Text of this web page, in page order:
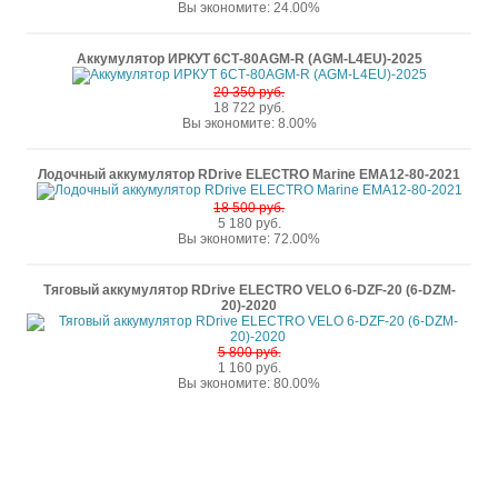
Вы экономите: 24.00%
Аккумулятор ИРКУТ 6СТ-80AGM-R (AGM-L4EU)-2025
20 350 руб.
18 722 руб.
Вы экономите: 8.00%
Лодочный аккумулятор RDrive ELECTRO Marine EMA12-80-2021
18 500 руб.
5 180 руб.
Вы экономите: 72.00%
Тяговый аккумулятор RDrive ELECTRO VELO 6-DZF-20 (6-DZM-
20)-2020
5 800 руб.
1 160 руб.
Вы экономите: 80.00%